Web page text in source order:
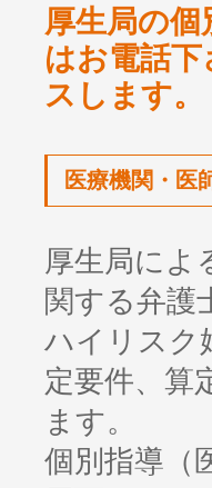
厚生局の
はお電話
スします。
医療機関・医
厚生局によ
関する弁護
ハイリスク
定要件、算
ます。
個別指導（